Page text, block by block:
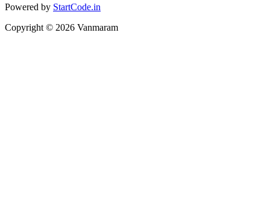
Powered by StartCode.in
Copyright © 2026 Vanmaram